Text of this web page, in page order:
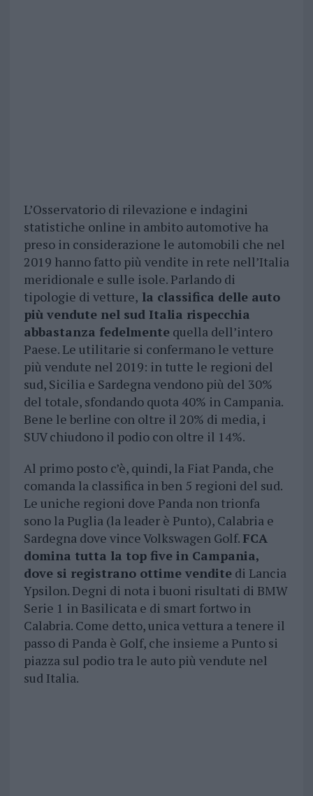
L’Osservatorio di rilevazione e indagini
statistiche online in ambito automotive ha
preso in considerazione le automobili che nel
2019 hanno fatto più vendite in rete nell’Italia
meridionale e sulle isole. Parlando di
tipologie di vetture, la classifica delle auto
più vendute nel sud Italia rispecchia
abbastanza fedelmentequella dell’intero
Paese. Le utilitarie si confermano le vetture
più vendute nel 2019: in tutte le regioni del
sud, Sicilia e Sardegna vendono più del 30%
del totale, sfondando quota 40% in Campania.
Bene le berline con oltre il 20% di media, i
SUV chiudono il podio con oltre il 14%.
Al primo posto c’è, quindi, la Fiat Panda, che
comanda la classifica in ben 5 regioni del sud.
Le uniche regioni dove Panda non trionfa
sono la Puglia (la leader è Punto), Calabria e
Sardegna dove vince Volkswagen Golf. FCA
domina tutta la top five in Campania,
dove si registrano ottime venditedi Lancia
Ypsilon. Degni di nota i buoni risultati di BMW
Serie 1 in Basilicata e di smart fortwo in
Calabria. Come detto, unica vettura a tenere il
passo di Panda è Golf, che insieme a Punto si
piazza sul podio tra le auto più vendute nel
sud Italia.